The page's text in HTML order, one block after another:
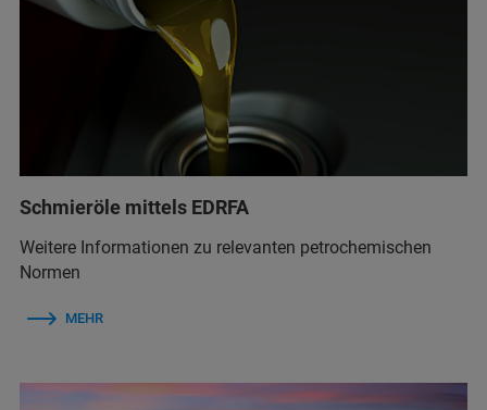
Schmieröle mittels EDRFA
Weitere Informationen zu relevanten petrochemischen
Normen
MEHR